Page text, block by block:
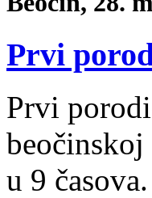
Prvi
Prvi
u 9 časova.